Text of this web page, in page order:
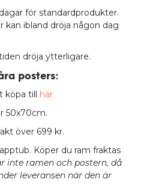
för standardprodukter.
kan ibland dröja någon dag
dröja ytterligare.
posters:
köpa till här.
50x70cm.
över 699 kr.
Köper du ram fraktas
inte ramen och postern, då
leveransen när den är